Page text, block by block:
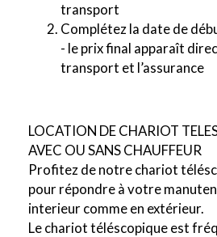
transport
Complétez la date de
- le prix final apparaît
transport et l’assurance
LOCATION DE CHARIOT
AVEC OU SANS CHAUFFEUR
Profitez de notre chariot
pour répondre à votre
interieur comme en extérieur.
Le chariot téléscopique est